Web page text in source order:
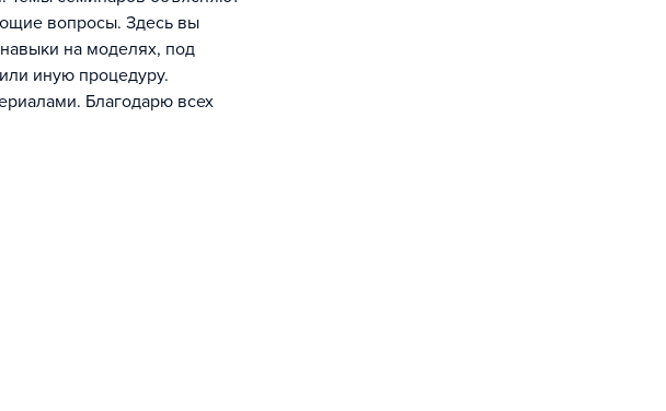
вопросы. Здесь вы
навыки на моделях, под
иную процедуру.
Благодарю всех